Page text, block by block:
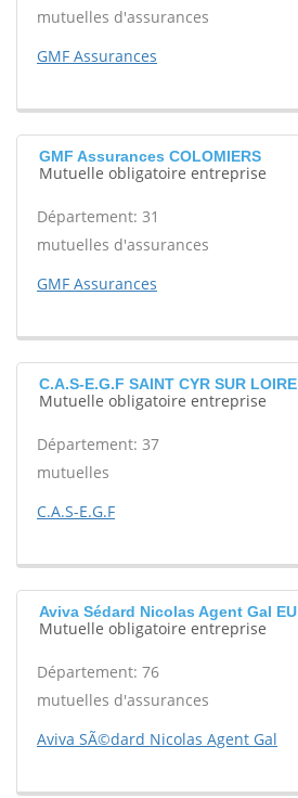
mutuelles d'assurances
GMF Assurances
GMF Assurances COLOMIERS
Mutuelle obligatoire entreprise
Département: 31
mutuelles d'assurances
GMF Assurances
C.A.S-E.G.F SAINT CYR SUR LOIRE
Mutuelle obligatoire entreprise
Département: 37
mutuelles
C.A.S-E.G.F
Aviva Sédard Nicolas Agent Gal EU
Mutuelle obligatoire entreprise
Département: 76
mutuelles d'assurances
Aviva SÃ©dard Nicolas Agent Gal